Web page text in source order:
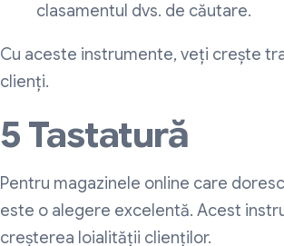
clasamentul dvs. de căutare.
Cu aceste instrumente, veți crește
clienți.
5 Tastatură
Pentru magazinele online care
este o alegere excelentă. Acest
creșterea loialității clienților.